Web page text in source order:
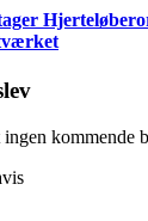
kommende